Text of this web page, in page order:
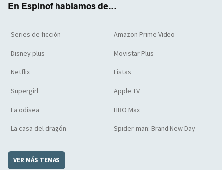
En Espinof hablamos de...
Series de ficción Amazon Prime Video
Disney plus Movistar Plus
Netflix Listas
Supergirl Apple TV
La odisea HBO Max
La casa del dragón Spider-man: Brand New Day
VER MÁS TEMAS